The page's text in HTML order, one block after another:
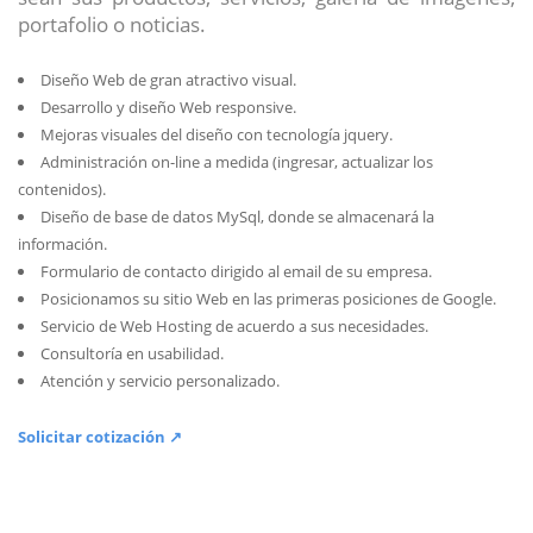
portafolio o noticias.
Diseño Web de gran atractivo visual.
Desarrollo y diseño Web responsive.
Mejoras visuales del diseño con tecnología jquery.
Administración on-line a medida (ingresar, actualizar los
contenidos).
Diseño de base de datos MySql, donde se almacenará la
información.
Formulario de contacto dirigido al email de su empresa.
Posicionamos su sitio Web en las primeras posiciones de Google.
Servicio de Web Hosting de acuerdo a sus necesidades.
Consultoría en usabilidad.
Atención y servicio personalizado.
Solicitar cotización ↗